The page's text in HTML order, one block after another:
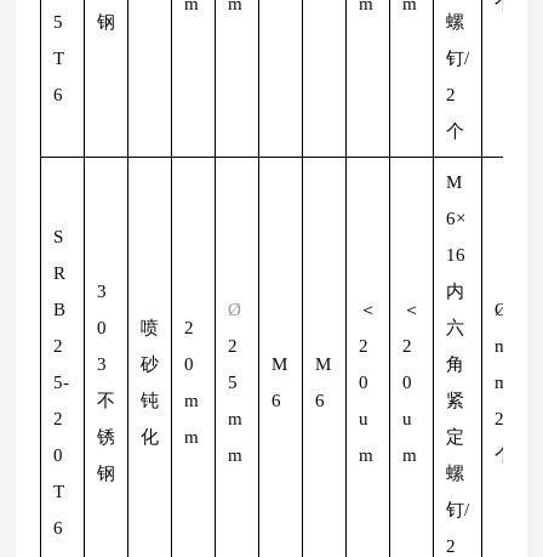
5
T
6
钢
螺
钉/
2
个
S
R
B
2
5-
2
0
T
6
3
0
3
不
锈
钢
喷
砂
钝
化
2
0
m
m
Ø
2
5
m
m
M
6
M
6
＜
2
0
u
m
＜
2
0
u
m
M
6×
16
内
六
角
紧
定
螺
钉/
2
Ø
m
m/
2
个